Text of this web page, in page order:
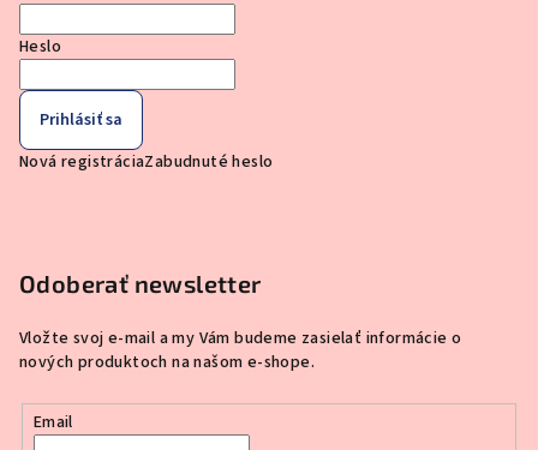
Heslo
Prihlásiť sa
Nová registráciaZabudnuté heslo
Odoberať newsletter
Vložte svoj e-mail a my Vám budeme zasielať informácie o
nových produktoch na našom e-shope.
Email